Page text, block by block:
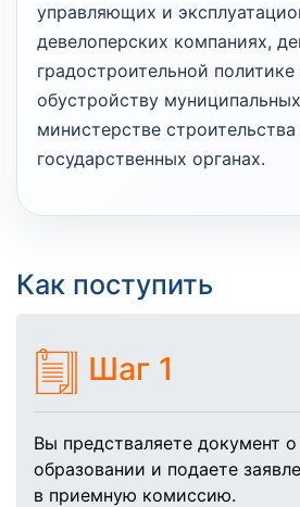
управляющих и
девелоперских компаниях,
градостроительной
обустройству
министерстве
государственных органах.
Как поступить
Шаг 1
Вы предстваляете документ
образовании и подаете
в приемную комиссию.